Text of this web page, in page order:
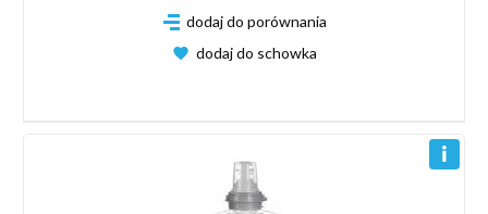
dodaj do porównania
dodaj do schowka